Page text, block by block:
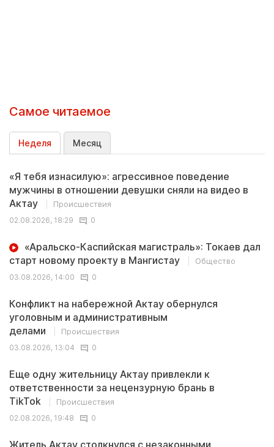
Самое читаемое
Неделя Месяц
«Я тебя изнасилую»: агрессивное поведение
мужчины в отношении девушки сняли на видео в
Актау
Происшествия
02.08.2026, 18:29
0
«Аральско-Каспийская магистраль»: Токаев дал
старт новому проекту в Мангистау
Общество
03.08.2026, 14:00
0
Конфликт на набережной Актау обернулся
уголовным и административным
делами
Происшествия
03.08.2026, 13:04
0
Еще одну жительницу Актау привлекли к
ответственности за нецензурную брань в
TikTok
Происшествия
02.08.2026, 19:48
0
Житель Актау столкнулся с незаконными